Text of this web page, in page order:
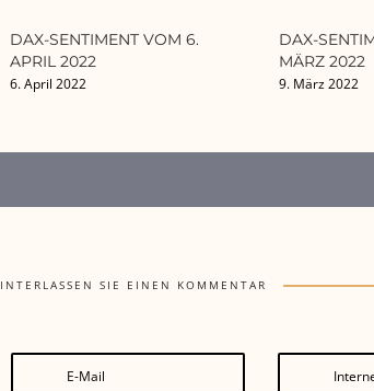
DAX-SENTIMENT VOM 6.
APRIL 2022
6. April 2022
DAX-
MÄRZ 2022
9. März 2022
SIE EINEN KOMMENTAR
E-Mail